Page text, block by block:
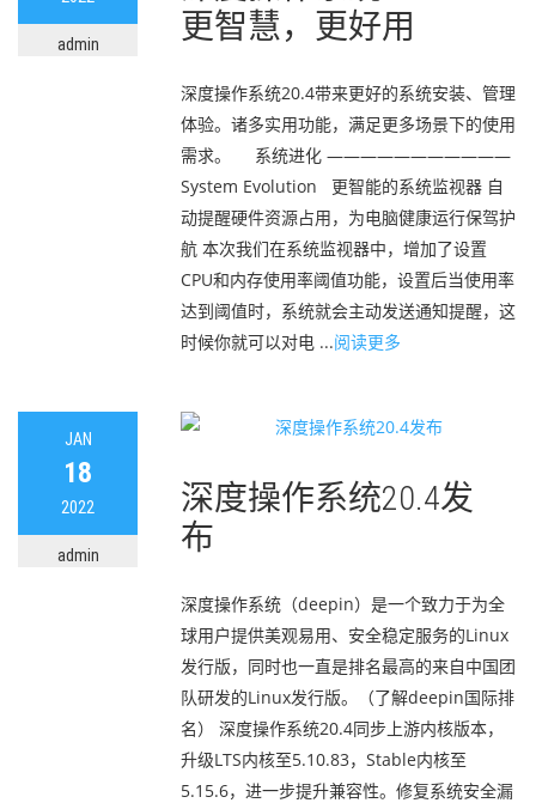
admin
更智慧，更好用
深度操作系统20.4带来更好的系统安装、管理
体验。诸多实用功能，满足更多场景下的使用
需求。 系统进化 ———————————
System Evolution 更智能的系统监视器 自
动提醒硬件资源占用，为电脑健康运行保驾护
航 本次我们在系统监视器中，增加了设置
CPU和内存使用率阈值功能，设置后当使用率
达到阈值时，系统就会主动发送通知提醒，这
时候你就可以对电 ...阅读更多
JAN
18
2022
admin
深度操作系统20.4发
布
深度操作系统（deepin）是一个致力于为全
球用户提供美观易用、安全稳定服务的Linux
发行版，同时也一直是排名最高的来自中国团
队研发的Linux发行版。（了解deepin国际排
名） 深度操作系统20.4同步上游内核版本，
升级LTS内核至5.10.83，Stable内核至
5.15.6，进一步提升兼容性。修复系统安全漏